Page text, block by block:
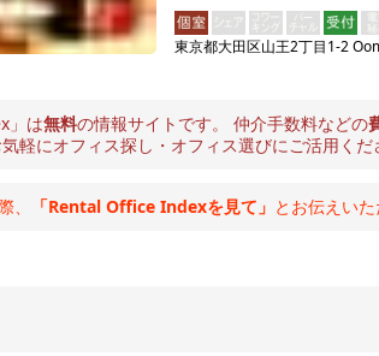
東京都大田区山王2丁目1-2
」は無料の情報サイトです。 仲介手数料などの
軽にオフィス探し・オフィス選びにご活用くだ
「Rental Office Indexを見て」 とお伝えいた